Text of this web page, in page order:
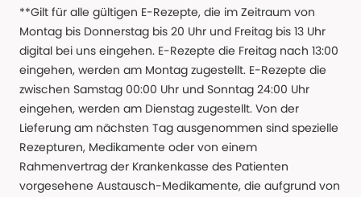
**Gilt für alle gültigen E-Rezepte, die im Zeitraum von
Montag bis Donnerstag bis 20 Uhr und Freitag bis 13 Uhr
digital bei uns eingehen. E-Rezepte die Freitag nach 13:00
eingehen, werden am Montag zugestellt. E-Rezepte die
zwischen Samstag 00:00 Uhr und Sonntag 24:00 Uhr
eingehen, werden am Dienstag zugestellt. Von der
Lieferung am nächsten Tag ausgenommen sind spezielle
Rezepturen, Medikamente oder von einem
Rahmenvertrag der Krankenkasse des Patienten
vorgesehene Austausch-Medikamente, die aufgrund von